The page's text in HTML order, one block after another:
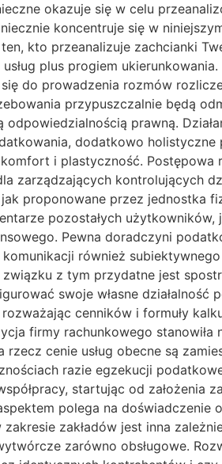
okazuje się w celu
koncentruje się w
kto przeanalizuje zachcianki
plus progiem
do prowadzenia rozmów
przypuszczalnie będą
prawną.
dodatkowo
i plastyczność.
kontrolujących
proponowane przez jednostka
pozostałych
Pewna doradczyni
również
z tym przydatne jest
swoje własne działalność
cenników i formuły
firmy rachunkowego stanowiła
cenie usług obecne są
razie egzekucji
startując od założenia
polega na
zakładów jest inna
zarówno obsługowe.